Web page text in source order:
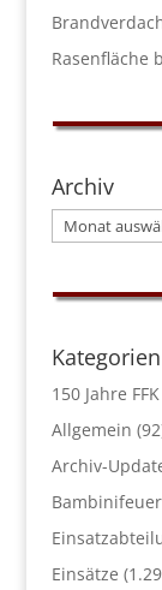
Rasenfläche
Archiv
Archiv
Kategorien
150 Jahre FFK
Allgemein
Archiv-
Einsätze